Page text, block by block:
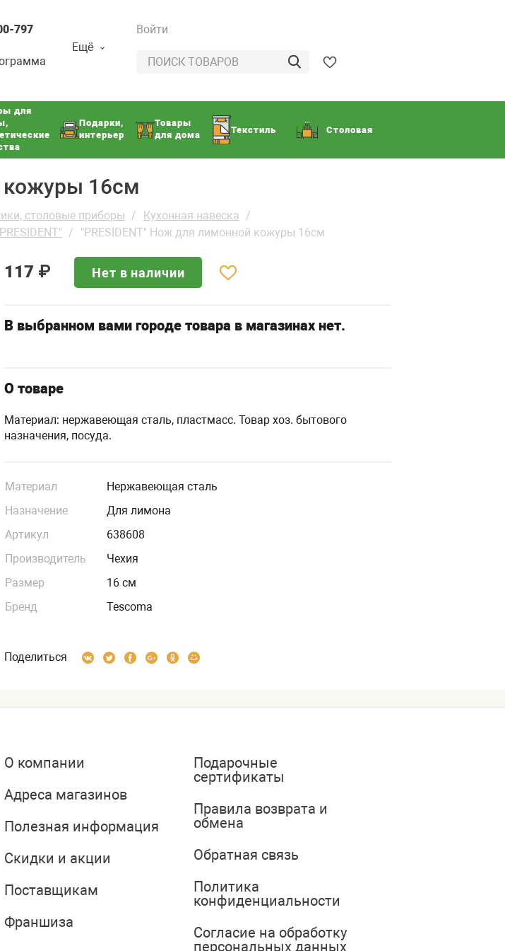
797
Ещё
Войти
для
Подарки,
интерьер
Товары
для дома
Текстиль Столовая
кожуры 16см
столовые приборы
Кухонная навеска
"PRESIDENT" Нож для лимонной кожуры 16см
117 ₽ Нет в наличии
В выбранном вами городе товара в магазинах нет.
О товаре
Материал: нержавеющая сталь, пластмасс. Товар хоз. бытового
назначения, посуда.
Материал
Нержавеющая сталь
Назначение
Для лимона
Артикул
638608
Производитель
Чехия
Размер
16 см
Бренд
Tescoma
Поделиться
О компании
Адреса магазинов
Полезная информация
Скидки и акции
Поставщикам
Франшиза
Подарочные
сертификаты
Правила возврата и
обмена
Обратная связь
Политика
конфиденциальности
Согласие на обработку
персональных данных